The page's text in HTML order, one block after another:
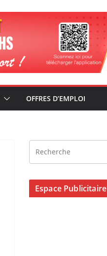
OFFRES D’EMPLOI
Espace Publicitaire